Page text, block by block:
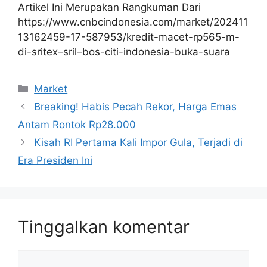
Artikel Ini Merupakan Rangkuman Dari
https://www.cnbcindonesia.com/market/202411
13162459-17-587953/kredit-macet-rp565-m-
di-sritex–sril–bos-citi-indonesia-buka-suara
Kategori
Market
Breaking! Habis Pecah Rekor, Harga Emas
Antam Rontok Rp28.000
Kisah RI Pertama Kali Impor Gula, Terjadi di
Era Presiden Ini
Tinggalkan komentar